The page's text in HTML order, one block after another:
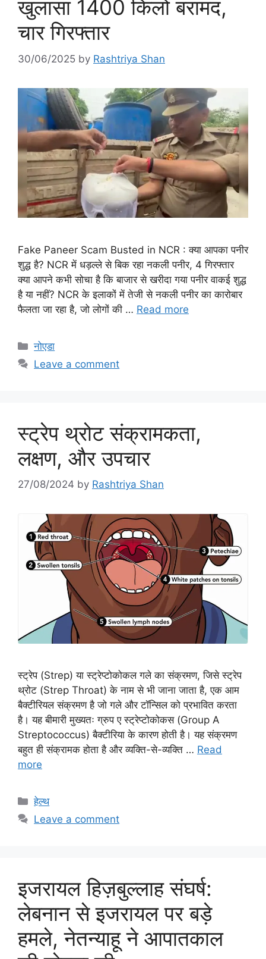
खुलासा 1400 किलो बरामद,
चार गिरफ्तार
30/06/2025 by Rashtriya Shan
Fake Paneer Scam Busted in NCR : क्या आपका पनीर
शुद्ध है? NCR में धड़ल्ले से बिक रहा नकली पनीर, 4 गिरफ्तार
क्या आपने कभी सोचा है कि बाजार से खरीदा गया पनीर वाकई शुद्ध
है या नहीं? NCR के इलाकों में तेजी से नकली पनीर का कारोबार
फैलता जा रहा है, जो लोगों की … Read more
Categories
नोएडा
Leave a comment
स्ट्रेप थ्रोट संक्रामकता,
लक्षण, और उपचार
27/08/2024 by Rashtriya Shan
स्ट्रेप (Strep) या स्ट्रेप्टोकोकल गले का संक्रमण, जिसे स्ट्रेप
थ्रोट (Strep Throat) के नाम से भी जाना जाता है, एक आम
बैक्टीरियल संक्रमण है जो गले और टॉन्सिल को प्रभावित करता
है। यह बीमारी मुख्यतः ग्रुप ए स्ट्रेप्टोकोकस (Group A
Streptococcus) बैक्टीरिया के कारण होती है। यह संक्रमण
बहुत ही संक्रामक होता है और व्यक्ति-से-व्यक्ति … Read
more
Categories
हेल्थ
Leave a comment
इजरायल हिज़बुल्लाह संघर्ष:
लेबनान से इजरायल पर बड़े
हमले, नेतन्याहू ने आपातकाल